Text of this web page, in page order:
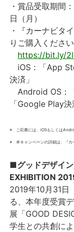
・賞品受取期間
日（月）
・『カーナビタ
りご購入ください
https://bit.ly/
iOS：「App
決済」
Android OS：
「Google Play決
※ ご応募には、iOSもしくは
※ 本キャンペーンの詳細は、『カ
■グッドデザイ
EXHIBITION
2019年10月31日
る、本年度受賞
展「GOOD
学生との共創に